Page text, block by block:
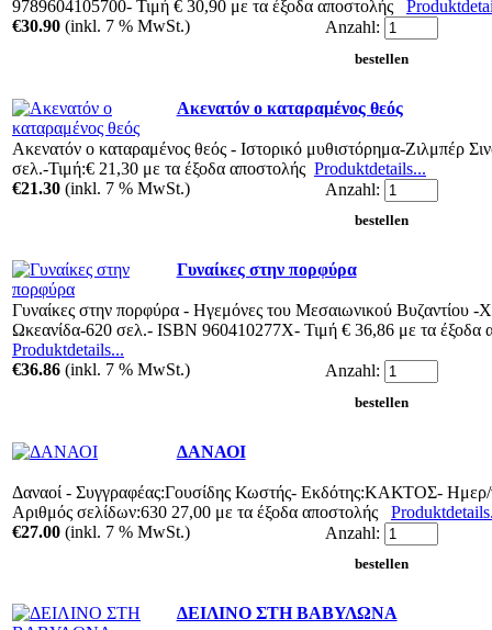
9789604105700- Τιμή € 30,90 με τα έξοδα αποστολής
€30.90 (inkl. 7 % MwSt.) Anzahl:
Ακενατόν ο καταραμένος θεός
Ακενατόν ο καταραμένος θεός - Ιστορικό μυθιστόρημα-Ζιλμπέρ
σελ.-Τιμή:€ 21,30 με τα έξοδα αποστολής Produktdetails...
€21.30 (inkl. 7 % MwSt.) Anzahl:
Γυναίκες στην πορφύρα
Γυναίκες στην πορφύρα - Ηγεμόνες του Μεσαιωνικού Βυζαντίου -
Ωκεανίδα-620 σελ.- ISBN 960410277Χ- Τιμή € 36,86 με τα έξοδα
Produktdetails...
€36.86 (inkl. 7 % MwSt.) Anzahl:
ΔΑΝΑΟΙ
Δαναοί - Συγγραφέας:Γουσίδης Κωστής- Εκδότης:ΚΑΚΤΟΣ- Ημερ/
Αριθμός σελίδων:630 27,00 με τα έξοδα αποστολής
€27.00 (inkl. 7 % MwSt.) Anzahl:
ΔΕΙΛΙΝΟ ΣΤΗ ΒΑΒΥΛΩΝΑ